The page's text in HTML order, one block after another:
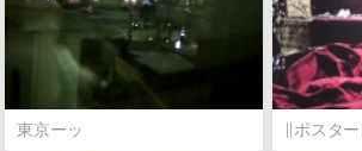
東京ーッ ∥ポスター∥